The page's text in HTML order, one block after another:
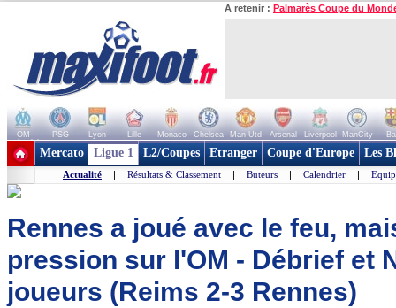
A retenir : Palmarès Coupe du
OM PSG Lyon Lille Monaco Chelsea Man Utd Arsenal Liverpool ManCity
+ de clubs
Mercato Ligue 1 L2/Coupes Etranger Coupe d'Europe Les
Actualité | Résultats & Classement | Buteurs | Calendrier |
Rennes a joué avec le feu,
pression sur l'OM - Débrief et
joueurs (Reims 2-3 Rennes)